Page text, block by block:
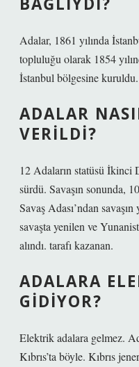
Adalar, 1861 yılında
topluluğu olarak 1854
İstanbul bölgesine kuruldu.
ADALAR
VERILDI?
12 Adaların statüsü İkinci
sürdü. Savaşın sonunda,
Savaş Adası’ndan
savaşta yenilen ve
alındı. tarafı kazanan.
ADALARA
GIDIYOR?
Elektrik adalara gelmez.
Kıbrıs’ta böyle. Kıbrıs